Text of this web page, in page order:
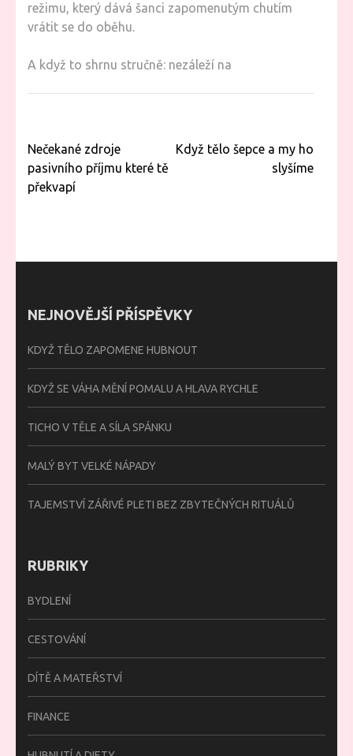
režimu, který dává šanci zapomenutým chutím
vrátit se do oběhu.
A když to shrnu stručně: nezáleží na
Navigace
pro
příspěvek
Nečekané zdroje
pasivního příjmu které tě
překvapí
Když tělo šepce a my ho
slyšíme
NEJNOVĚJŠÍ PŘÍSPĚVKY
KDYŽ TĚLO ZAPOMENE HUBNOUT
KDYŽ SE VÁHA MĚNÍ POMALU A HLAVA RYCHLE
TICHO V TĚLE A SÍLA SPÁNKU
MALÝ BYT VELKÉ NÁPADY
TAJEMSTVÍ ZÁŘIVÉ PLETI BEZ ZBYTEČNÝCH RITUÁLŮ
RUBRIKY
BYDLENÍ
CESTOVÁNÍ
DÍTĚ A MATEŘSTVÍ
FINANCE